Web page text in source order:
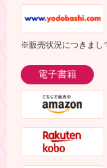
※販売状況につきまし
電子書籍